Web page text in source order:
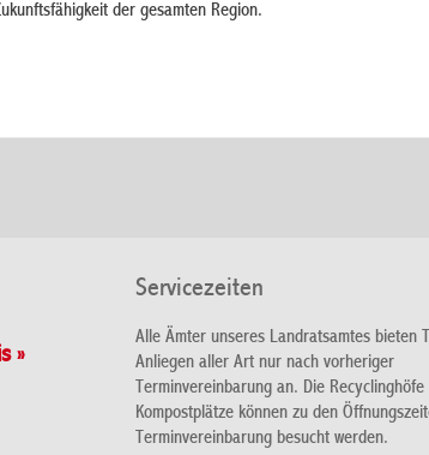
der gesamten Region.
»
Servicezeiten
Alle Ämter unseres Landratsamtes bieten
Anliegen aller Art nur nach vorheriger
Terminvereinbarung an. Die Recyclinghöfe
Kompostplätze können zu den
Terminvereinbarung besucht werden.